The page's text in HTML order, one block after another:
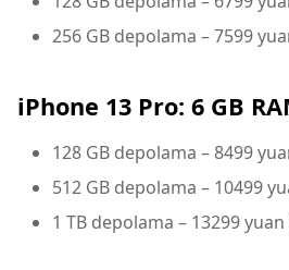
256 GB depolama – 7599
iPhone 13 Pro: 6 GB
128 GB depolama – 8499
512 GB depolama – 10499
1 TB depolama – 13299 yuan